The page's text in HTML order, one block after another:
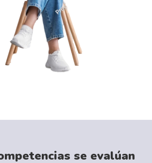
se evalúan